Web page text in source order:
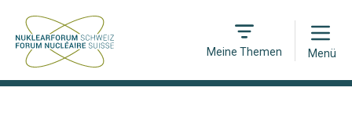
Meine Themen
Open
Menü